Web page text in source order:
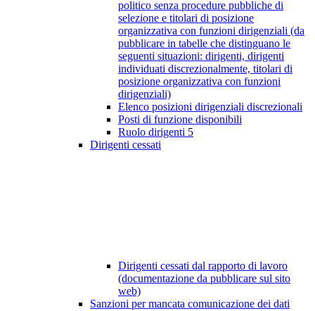
politico senza procedure pubbliche di
selezione e titolari di posizione
organizzativa con funzioni dirigenziali (da
pubblicare in tabelle che distinguano le
seguenti situazioni: dirigenti, dirigenti
individuati discrezionalmente, titolari di
posizione organizzativa con funzioni
dirigenziali)
Elenco posizioni dirigenziali discrezionali
Posti di funzione disponibili
Ruolo dirigenti 5
Dirigenti cessati
Dirigenti cessati dal rapporto di lavoro
(documentazione da pubblicare sul sito
web)
Sanzioni per mancata comunicazione dei dati